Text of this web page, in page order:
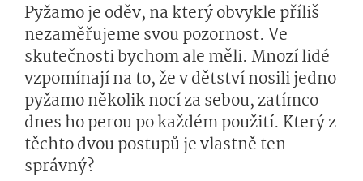
Pyžamo je oděv, na který obvykle příliš
nezaměřujeme svou pozornost. Ve
skutečnosti bychom ale měli. Mnozí lidé
vzpomínají na to, že v dětství nosili jedno
pyžamo několik nocí za sebou, zatímco
dnes ho perou po každém použití. Který z
těchto dvou postupů je vlastně ten
správný?